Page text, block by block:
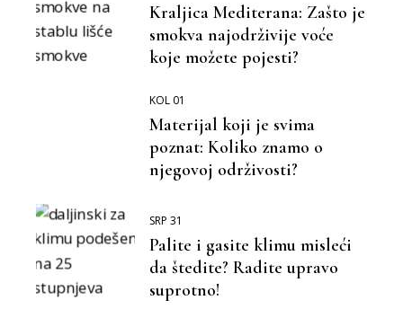
Kraljica Mediterana: Zašto je
smokva najodrživije voće
koje možete pojesti?
KOL 01
Materijal koji je svima
poznat: Koliko znamo o
njegovoj održivosti?
SRP 31
Palite i gasite klimu misleći
da štedite? Radite upravo
suprotno!